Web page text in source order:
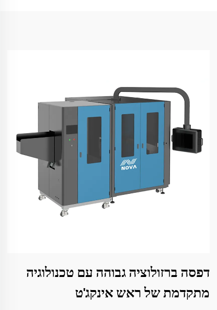
דפסה ברזולוציה גבוהה עם טכנולוגיה
מתקדמת של ראש אינקג'ט